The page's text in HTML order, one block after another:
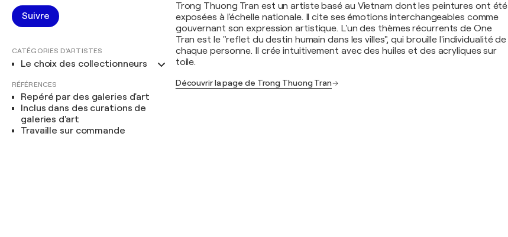
Suivre
CATÉGORIES D'ARTISTES
Le choix des collectionneurs
RÉFÉRENCES
Repéré par des galeries d'art
Inclus dans des curations de
galeries d'art
Travaille sur commande
Trong Thuong Tran est un artiste basé au Vietnam dont les peintures ont été
exposées à l'échelle nationale. Il cite ses émotions interchangeables comme
gouvernant son expression artistique. L'un des thèmes récurrents de One
Tran est le "reflet du destin humain dans les villes", qui brouille l'individualité de
chaque personne. Il crée intuitivement avec des huiles et des acryliques sur
toile.
Découvrir la page de Trong Thuong Tran